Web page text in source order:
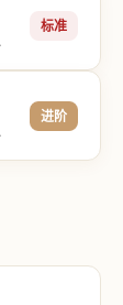
础的用户。
标准
筹决策指导。
进阶